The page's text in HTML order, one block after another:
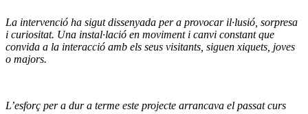
La intervenció ha sigut dissenyada per a provocar il·lusió, sorpresa
i curiositat. Una instal·lació en moviment i canvi constant que
convida a la interacció amb els seus visitants, siguen xiquets, joves
o majors.
L’esforç per a dur a terme este projecte arrancava el passat curs